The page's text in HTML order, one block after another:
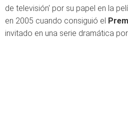
de televisión' por su papel en la
en 2005 cuando consiguió el
invitado en una serie dramática